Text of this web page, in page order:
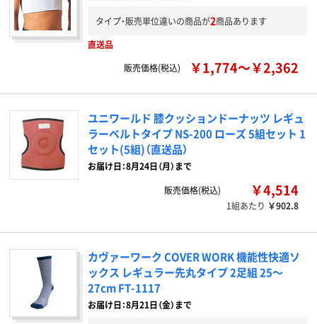
タイプ・販売単位違いの商品が2商品あります
直送品
販売価格(税込)
￥1,774～￥2,362
ユニワールド 膝クッションドーナッツ レギュ
ラーベルトタイプ NS-200 ローズ 5組セット 1
セット(5組)（直送品）
お届け日：8月24日（月）まで
販売価格(税込)
￥4,514
1組あたり ￥902.8
カヴァーワーク COVER WORK 機能性快適ソ
ックス レギュラー先丸タイプ 2足組 25～
27cm FT-1117
お届け日：8月21日（金）まで